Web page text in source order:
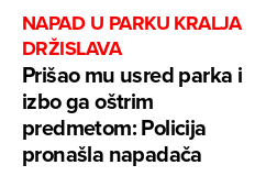
NAPAD U PARKU KRALJA
DRŽISLAVA
Prišao mu usred parka i
izbo ga oštrim
predmetom: Policija
pronašla napadača